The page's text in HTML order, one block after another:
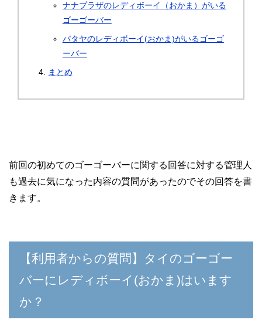
ナナプラザのレディボーイ（おかま）がいる
ゴーゴーバー
パタヤのレディボーイ(おかま)がいるゴーゴ
ーバー
まとめ
前回の初めてのゴーゴーバーに関する回答に対する管理人
も過去に気になった内容の質問があったのでその回答を書
きます。
【利用者からの質問】タイのゴーゴー
バーにレディボーイ(おかま)はいます
か？